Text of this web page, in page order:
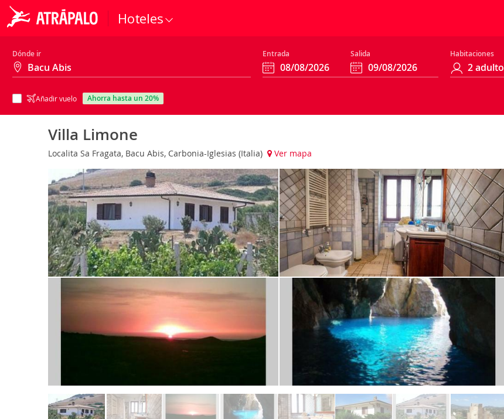
Hoteles
Dónde ir Entrada Salida Habitaciones
Añadir vuelo ahorra hasta un 20%
Villa Limone
Localita Sa Fragata, Bacu Abis, Carbonia-Iglesias (Italia) Ver mapa